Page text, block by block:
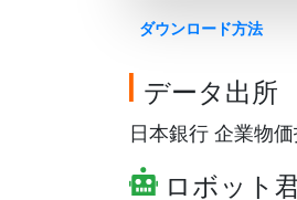
ダウンロード方法
データ出所
日本銀行 企業物
ロボット